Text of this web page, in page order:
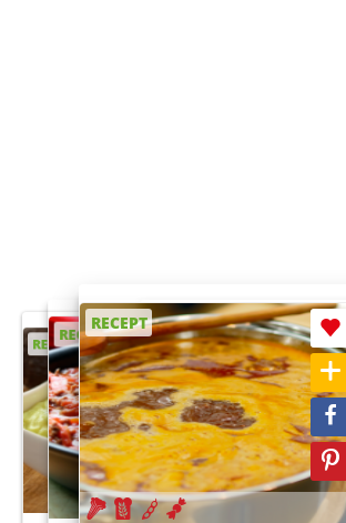
RECEPT
RECEPT
RECEPT
RECEPT
RECEPT